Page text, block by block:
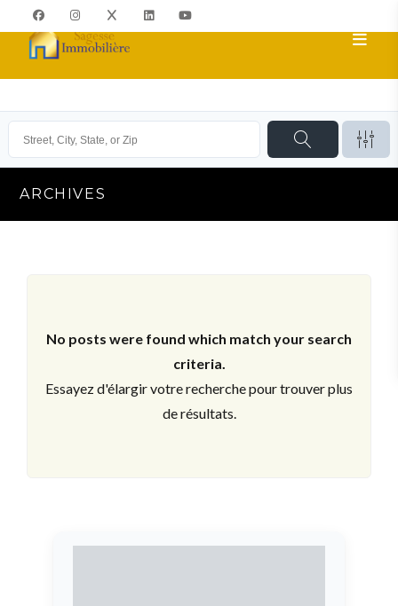
ARCHIVES
No posts were found which match your search
criteria.
Essayez d'élargir votre recherche pour trouver plus
de résultats.